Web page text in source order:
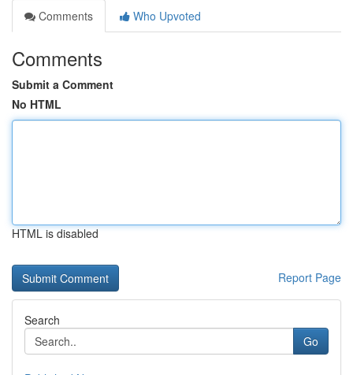
Comments
Who Upvoted
Comments
Submit a Comment
No HTML
HTML is disabled
Report Page
Search
Go